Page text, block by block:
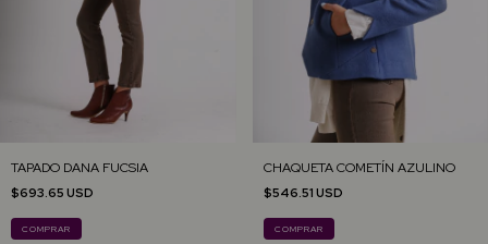
TAPADO DANA FUCSIA
$693.65 USD
COMPRAR
CHAQUETA COMETÍN AZULINO
$546.51 USD
COMPRAR